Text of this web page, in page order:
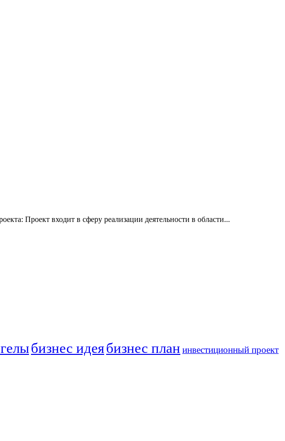
Проект входит в сферу реализации деятельности в области...
бизнес идеябизнес план инвестиционный проект